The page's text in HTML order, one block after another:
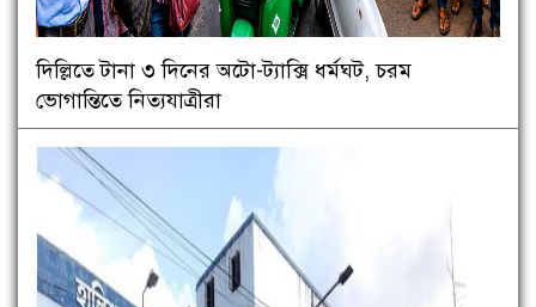
দিল্লিতে টানা ৩ দিনের অটো-ট্যাক্সি ধর্মঘট, চরম
ভোগান্তিতে নিত্যযাত্রীরা